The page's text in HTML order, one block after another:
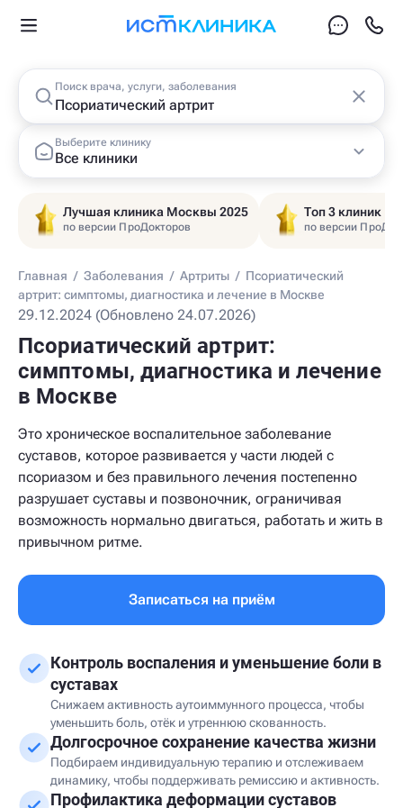
Поиск врача, услуги, заболевания
Выберите клинику
Все клиники
Лучшая клиника Москвы 2025
по версии ПроДокторов
Топ 3 клиник
по версии
Главная / Заболевания / Артриты / Псориатический
артрит: симптомы, диагностика и лечение в Москве
29.12.2024 (Обновлено 24.07.2026)
Псориатический артрит:
симптомы, диагностика и лечение
в Москве
Это хроническое воспалительное заболевание
суставов, которое развивается у части людей с
псориазом и без правильного лечения постепенно
разрушает суставы и позвоночник, ограничивая
возможность нормально двигаться, работать и жить в
привычном ритме.
Записаться на приём
Контроль воспаления и уменьшение боли в
суставах
Снижаем активность аутоиммунного процесса, чтобы
уменьшить боль, отёк и утреннюю скованность.
Долгосрочное сохранение качества жизни
Подбираем индивидуальную терапию и отслеживаем
динамику, чтобы поддерживать ремиссию и активность.
Профилактика деформации суставов